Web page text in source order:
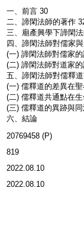
一、前言 30
二、諦閑法師的著作
三、廟產興學下諦閑
四、諦閑法師對儒家
(一) 諦閑法師對儒家
(二) 諦閑法師對道家
五、諦閑法師對儒釋
(一) 儒釋道的差異在
(二) 儒釋道共通點在
(三) 儒釋道的異跡與
六、結論
20769458 (P)
819
2022.08.10
2022.08.10